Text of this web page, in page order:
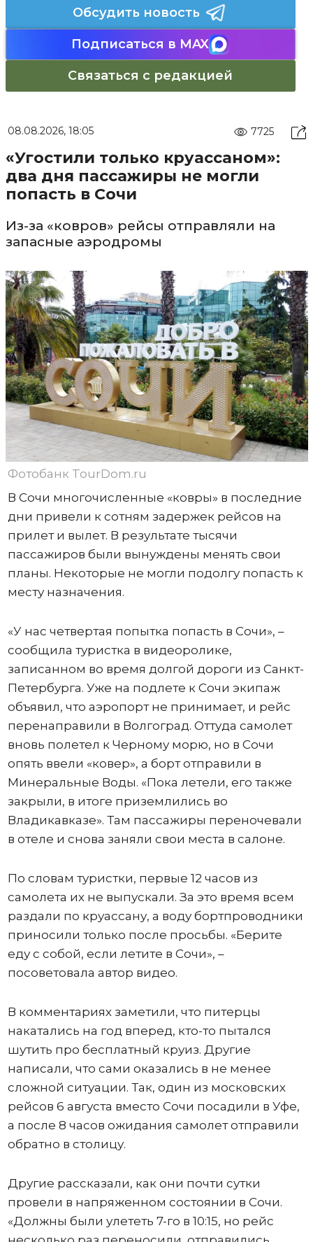
Обсудить новость
Подписаться в MAX
Связаться с редакцией
08.08.2026, 18:05 7725
«Угостили только круассаном»:
два дня пассажиры не могли
попасть в Сочи
Из-за «ковров» рейсы отправляли на
запасные аэродромы
Фотобанк TourDom.ru
В Сочи многочисленные «ковры» в последние
дни привели к сотням задержек рейсов на
прилет и вылет. В результате тысячи
пассажиров были вынуждены менять свои
планы. Некоторые не могли подолгу попасть к
месту назначения.
«У нас четвертая попытка попасть в Сочи», –
сообщила туристка в видеоролике,
записанном во время долгой дороги из Санкт-
Петербурга. Уже на подлете к Сочи экипаж
объявил, что аэропорт не принимает, и рейс
перенаправили в Волгоград. Оттуда самолет
вновь полетел к Черному морю, но в Сочи
опять ввели «ковер», а борт отправили в
Минеральные Воды. «Пока летели, его также
закрыли, в итоге приземлились во
Владикавказе». Там пассажиры переночевали
в отеле и снова заняли свои места в салоне.
По словам туристки, первые 12 часов из
самолета их не выпускали. За это время всем
раздали по круассану, а воду бортпроводники
приносили только после просьбы. «Берите
еду с собой, если летите в Сочи», –
посоветовала автор видео.
В комментариях заметили, что питерцы
накатались на год вперед, кто-то пытался
шутить про бесплатный круиз. Другие
написали, что сами оказались в не менее
сложной ситуации. Так, один из московских
рейсов 6 августа вместо Сочи посадили в Уфе,
а после 8 часов ожидания самолет отправили
обратно в столицу.
Другие рассказали, как они почти сутки
провели в напряженном состоянии в Сочи.
«Должны были улететь 7-го в 10:15, но рейс